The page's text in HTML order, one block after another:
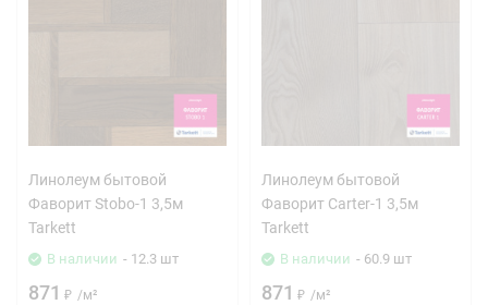
Линолеум бытовой
Фаворит Stobo-1 3,5м
Tarkett
В наличии - 12.3 шт
871 ₽ /м²
Линолеум бытовой
Фаворит Carter-1 3,5м
Tarkett
В наличии - 60.9 шт
871 ₽ /м²